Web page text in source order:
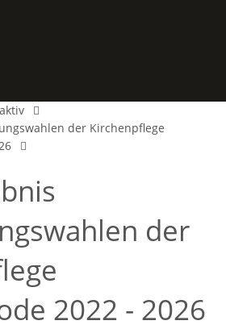
der Kirchenpflege
der
2022 - 2026